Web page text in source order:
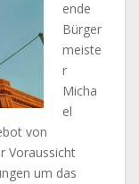
ende
Bürger
meiste
r
Micha
el
von
Voraussicht
um das